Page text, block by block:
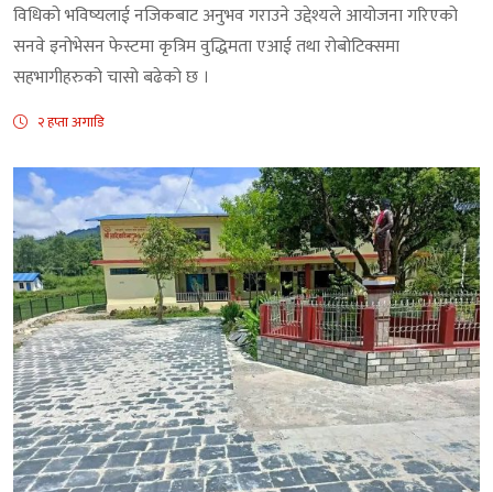
विधिको भविष्यलाई नजिकबाट अनुभव गराउने उद्देश्यले आयोजना गरिएको
सनवे इनोभेसन फेस्टमा कृत्रिम वुद्धिमता एआई तथा रोबोटिक्समा
सहभागीहरुको चासो बढेको छ ।
२ हप्ता अगाडि